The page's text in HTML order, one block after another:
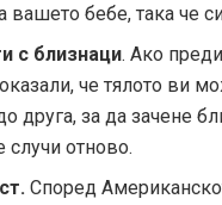
вашето бебе, така че
с близнаци. Ако
че тялото ви
друга, за да зачене
случи отново.
Според